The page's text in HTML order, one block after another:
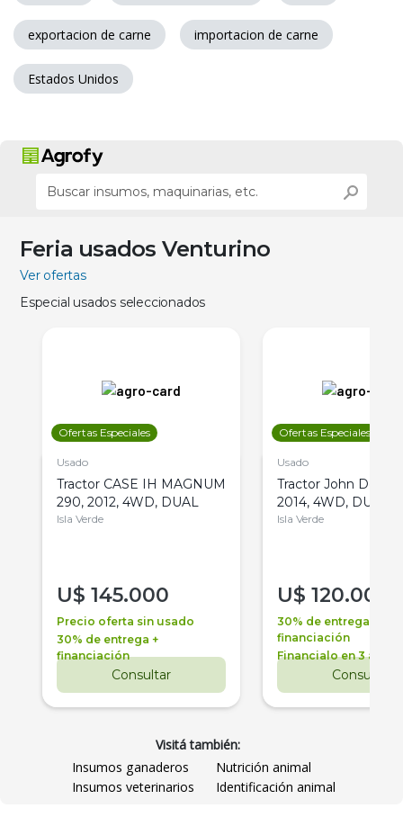
exportacion de carne importacion de carne
Estados Unidos
Feria usados Venturino
Ver ofertas
Especial usados seleccionados
Ofertas Especiales
Usado
Tractor CASE IH MAGNUM
290, 2012, 4WD, DUAL
Isla Verde
U$ 145.000
Precio oferta sin usado
30% de entrega +
financiación
Consultar
Ofertas Especiales
Usado
Tractor John Deere
2014, 4WD, DUAL
Isla Verde
U$ 120.000
30% de entrega +
financiación
Financialo en 3 años
Consultar
Visitá también:
Insumos ganaderos
Nutrición animal
Insumos veterinarios
Identificación animal